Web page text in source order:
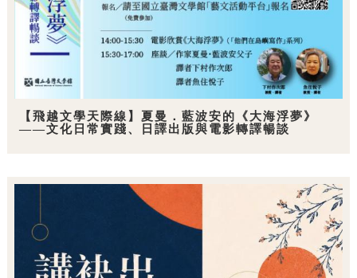
【飛越文學天際線】夏曼．藍波安的《大海浮夢》
——文化日常實踐、日譯出版與電影轉譯暢談